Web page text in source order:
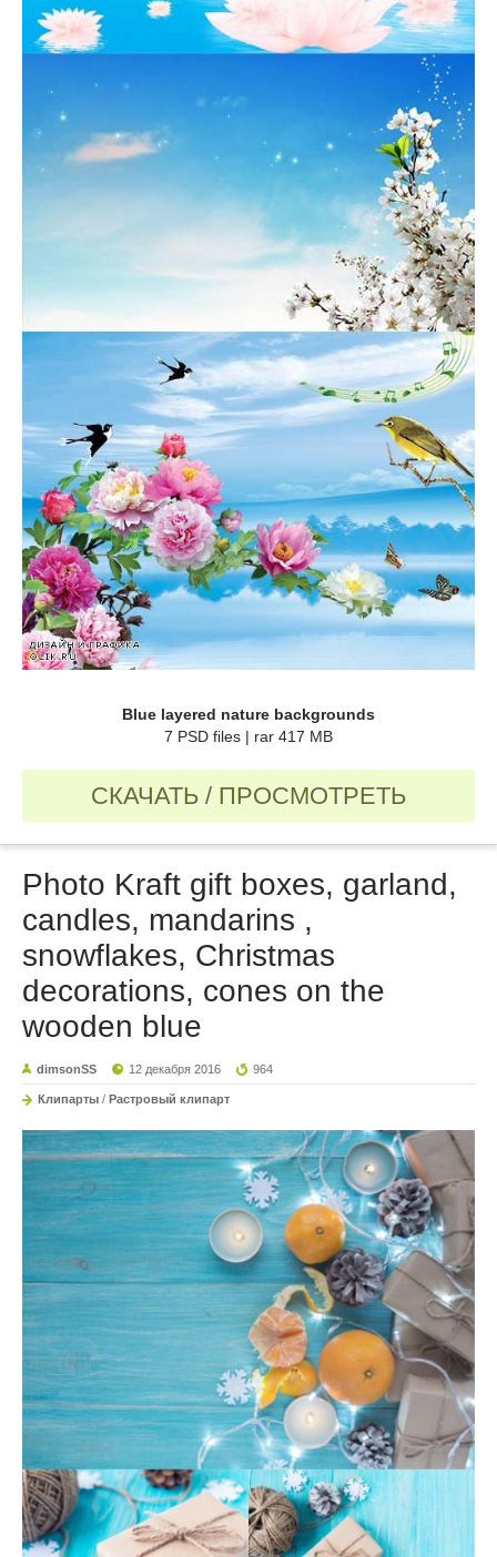
Blue layered nature backgrounds
7 PSD files | rar 417 MB
СКАЧАТЬ / ПРОСМОТРЕТЬ
Photo Kraft gift boxes, garland,
candles, mandarins ,
snowflakes, Christmas
decorations, cones on the
wooden blue
dimsonSS 12 декабря 2016 964
Клипарты / Растровый клипарт